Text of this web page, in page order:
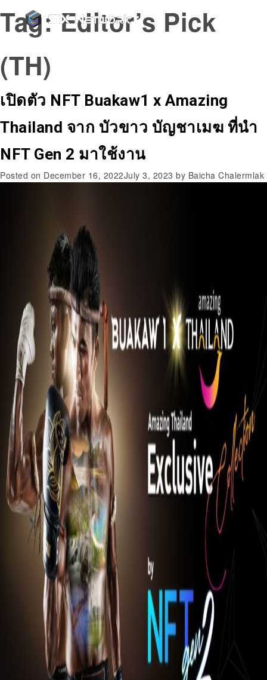
Tag:Editor’s Pick
(TH)
เปิดตัว NFT Buakaw1 x Amazing
Thailand จาก บัวขาว บัญชาเมฆ ที่นำ
NFT Gen 2 มาใช้งาน
Posted on December 16, 2022July 3, 2023 by Baicha Chalermlak